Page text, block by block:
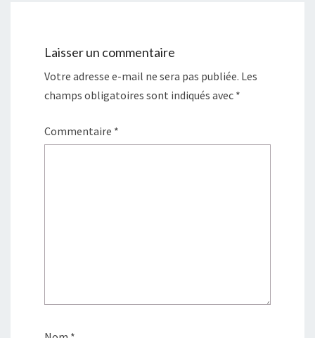
Laisser un commentaire
Votre adresse e-mail ne sera pas publiée. Les
champs obligatoires sont indiqués avec *
Commentaire *